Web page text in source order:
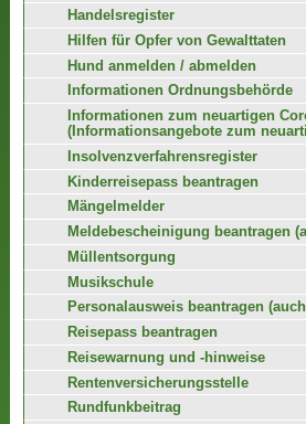
Handelsregister
Hilfen für Opfer von Gewalttaten
Hund anmelden / abmelden
Informationen Ordnungsbehörde
Informationen zum neuartigen
(Informationsangebote zum
Insolvenzverfahrensregister
Kinderreisepass beantragen
Mängelmelder
Meldebescheinigung beantragen
Müllentsorgung
Musikschule
Personalausweis beantragen
Reisepass beantragen
Reisewarnung und -hinweise
Rentenversicherungsstelle
Rundfunkbeitrag